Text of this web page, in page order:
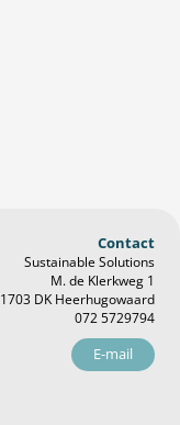
Contact
Sustainable Solutions
M. de Klerkweg 1
1703 DK Heerhugowaard
072 5729794
E-mail